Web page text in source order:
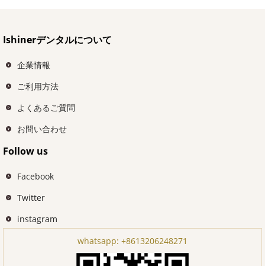
Ishinerデンタルについて
企業情報
ご利用方法
よくあるご質問
お問い合わせ
Follow us
Facebook
Twitter
instagram
whatsapp: +8613206248271